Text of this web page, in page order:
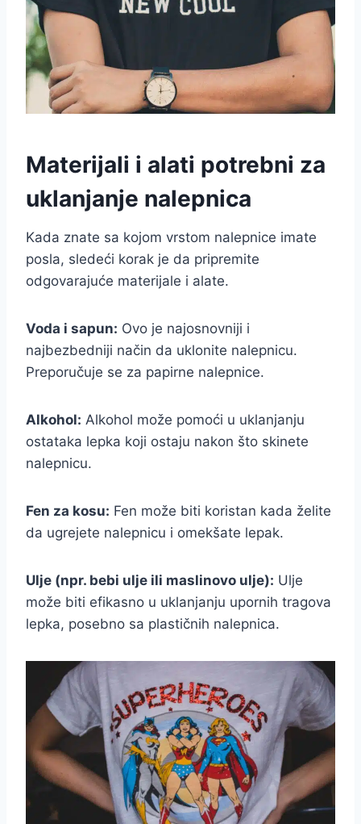
Materijali i alati potrebni za
uklanjanje nalepnica
Kada znate sa kojom vrstom nalepnice imate
posla, sledeći korak je da pripremite
odgovarajuće materijale i alate.
Voda i sapun: Ovo je najosnovniji i
najbezbedniji način da uklonite nalepnicu.
Preporučuje se za papirne nalepnice.
Alkohol: Alkohol može pomoći u uklanjanju
ostataka lepka koji ostaju nakon što skinete
nalepnicu.
Fen za kosu: Fen može biti koristan kada želite
da ugrejete nalepnicu i omekšate lepak.
Ulje (npr. bebi ulje ili maslinovo ulje): Ulje
može biti efikasno u uklanjanju upornih tragova
lepka, posebno sa plastičnih nalepnica.